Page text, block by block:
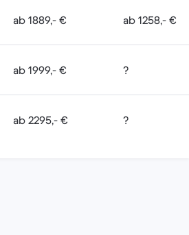
ab 1889,- € ab 1258,- €
ab 1999,- € ?
ab 2295,- € ?